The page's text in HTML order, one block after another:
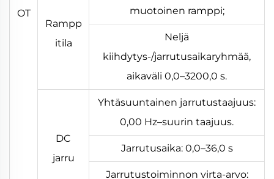
OT
Rampp
itila
muotoinen ramppi;
Neljä
kiihdytys-/jarrutusaikaryhmää,
aikaväli 0,0–3200,0 s.
DC
jarru
Yhtäsuuntainen jarrutustaajuus:
0,00 Hz–suurin taajuus.
Jarrutusaika: 0,0–36,0 s
Jarrutustoiminnon virta-arvo: